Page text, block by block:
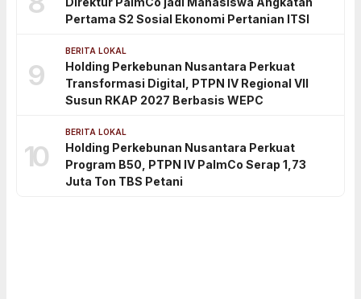
Pertama S2 Sosial Ekonomi Pertanian ITSI
9
BERITA LOKAL
Holding Perkebunan Nusantara Perkuat
Transformasi Digital, PTPN IV Regional VII
Susun RKAP 2027 Berbasis WEPC
10
BERITA LOKAL
Holding Perkebunan Nusantara Perkuat
Program B50, PTPN IV PalmCo Serap 1,73
Juta Ton TBS Petani